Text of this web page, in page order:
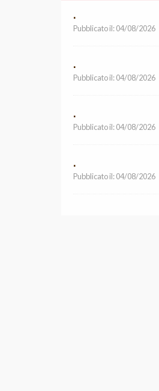
accogliervi.
.
Pubblicato il: 04/08/2026
.
Pubblicato il: 04/08/2026
.
Pubblicato il: 04/08/2026
.
Pubblicato il: 04/08/2026